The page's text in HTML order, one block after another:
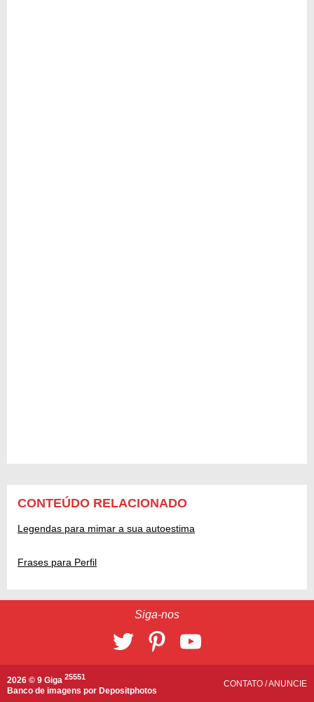
CONTEÚDO RELACIONADO
Legendas para mimar a sua autoestima
Frases para Perfil
Siga-nos
2026 © 9 Giga 25551
Banco de imagens por Depositphotos
CONTATO /ANUNCIE